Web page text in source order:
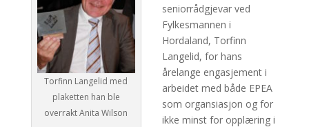
Torfinn Langelid med
plaketten han ble
overrakt Anita Wilson
seniorrådgjevar ved
Fylkesmannen i
Hordaland, Torfinn
Langelid, for hans
årelange engasjement i
arbeidet med både EPEA
som organsiasjon og for
ikke minst for opplæring i